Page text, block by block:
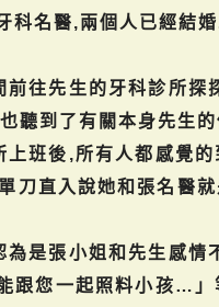
名醫,兩個人已經結
往先生的牙科診所
聽到了有關本身先生
班後,所有人都感覺
刀直入說她和張名醫
是張小姐和先生感
跟您一起照料小孩…